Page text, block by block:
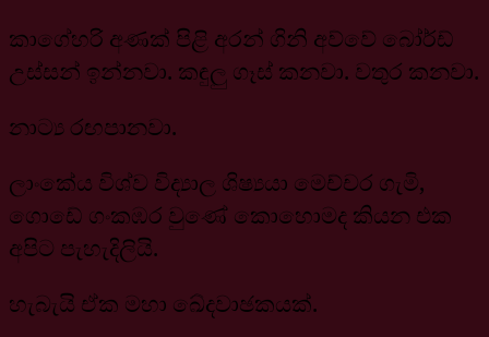
කාගේහරි අණක් පිළි අරන් ගිනි අව්වේ බෝර්ඩ්
උස්සන් ඉන්නවා. කඳුලු ගෑස් කනවා. වතුර කනවා.
නාට්‍ය රඟපානවා.
ලාංකේය විශ්ව විද්‍යාල ශිෂ්‍යයා මෙච්චර ගැමි,
ගොඩේ ගංකඹර වුණේ කොහොමද කියන එක
අපිට පැහැදිලියි.
හැබැයි ඒක මහා ඛේදවාඡකයක්.